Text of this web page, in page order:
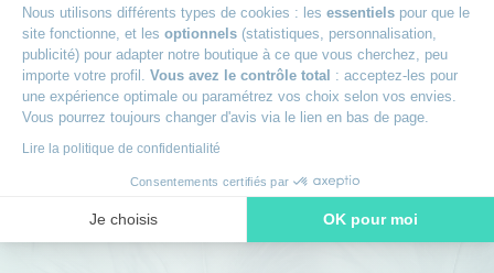
Nous utilisons différents types de cookies : les essentiels pour que le
site fonctionne, et les optionnels (statistiques, personnalisation,
publicité) pour adapter notre boutique à ce que vous cherchez, peu
importe votre profil. Vous avez le contrôle total : acceptez-les pour
une expérience optimale ou paramétrez vos choix selon vos envies.
Vous pourrez toujours changer d'avis via le lien en bas de page.
Lire la politique de confidentialité
Consentements certifiés par
Je choisis OK pour moi
Livraison offerte
Des experts à votre écoute +